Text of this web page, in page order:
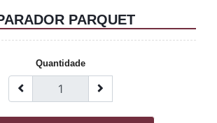
PARQUET
Quantidade